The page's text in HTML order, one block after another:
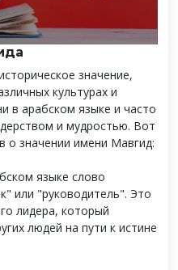
значение,
культурах и
в арабском языке и часто
и мудростью. Вот
о значении имени Мавгид:
языке слово
или "руководитель". Это
лидера, который
людей на пути к истине